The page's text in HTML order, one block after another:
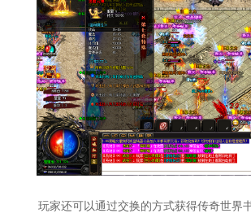
玩家还可以通过交换的方式获得传奇世界